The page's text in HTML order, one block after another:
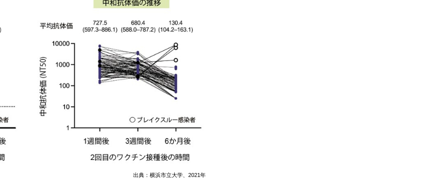
出典：横浜市立大学、2021年